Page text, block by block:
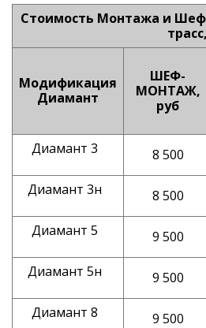
Стоимость Монтажа и Шеф
Модификация
Диамант
ШЕФ-
МОНТАЖ,
руб
Диамант 3 8 500
Диамант 3н
8 500
Диамант 5
9 500
Диамант 5н
9 500
Диамант 8
9 500